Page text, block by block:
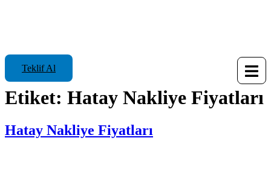
Teklif Al
Etiket: Hatay Nakliye Fiyatları
Hatay Nakliye Fiyatları